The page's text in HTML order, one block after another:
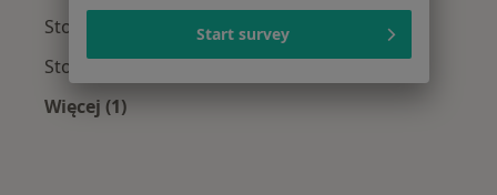
Stomatolodzy z NFZ w Krakowie
Stomatolodzy z Medicover w Krakowie
Więcej (1)
Start survey